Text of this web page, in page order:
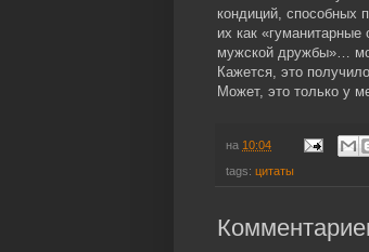
кондиций, способных
их как
мужской дружбы»…
Кажется, это
Может, это только у
на 10:04
tags: цитаты